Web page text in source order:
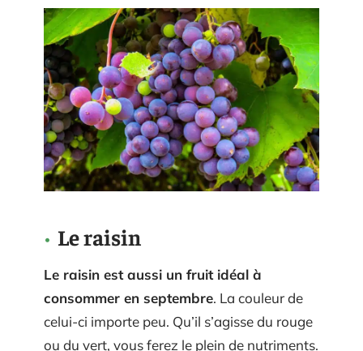
Le raisin
Le raisin est aussi un fruit idéal à
consommer en septembre. La couleur de
celui-ci importe peu. Qu’il s’agisse du rouge
ou du vert, vous ferez le plein de nutriments.